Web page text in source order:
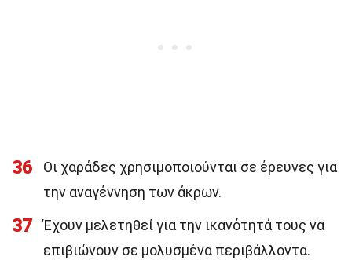
36
Οι χαράδες χρησιμοποιούνται σε έρευνες για
την αναγέννηση των άκρων.
37
Έχουν μελετηθεί για την ικανότητά τους να
επιβιώνουν σε μολυσμένα περιβάλλοντα.